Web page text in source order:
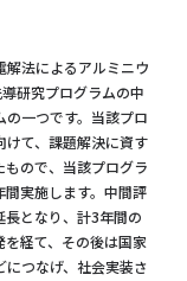
解法によるアルミニウ
研究プログラムの中
一つです。当該プロ
て、課題解決に資す
ので、当該プログラ
実施します。中間評
となり、計3年間の
経て、その後は国家
つなげ、社会実装さ